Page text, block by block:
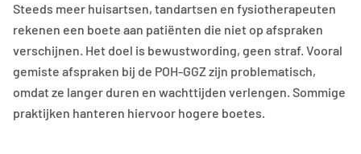
Steeds meer huisartsen, tandartsen en fysiotherapeuten
rekenen een boete aan patiënten die niet op afspraken
verschijnen. Het doel is bewustwording, geen straf. Vooral
gemiste afspraken bij de POH-GGZ zijn problematisch,
omdat ze langer duren en wachttijden verlengen. Sommige
praktijken hanteren hiervoor hogere boetes.